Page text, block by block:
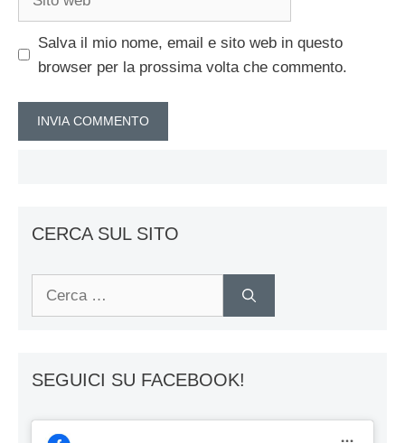
Salva il mio nome, email e sito web in questo
browser per la prossima volta che commento.
CERCA SUL SITO
Ricerca
SEGUICI SU FACEBOOK!